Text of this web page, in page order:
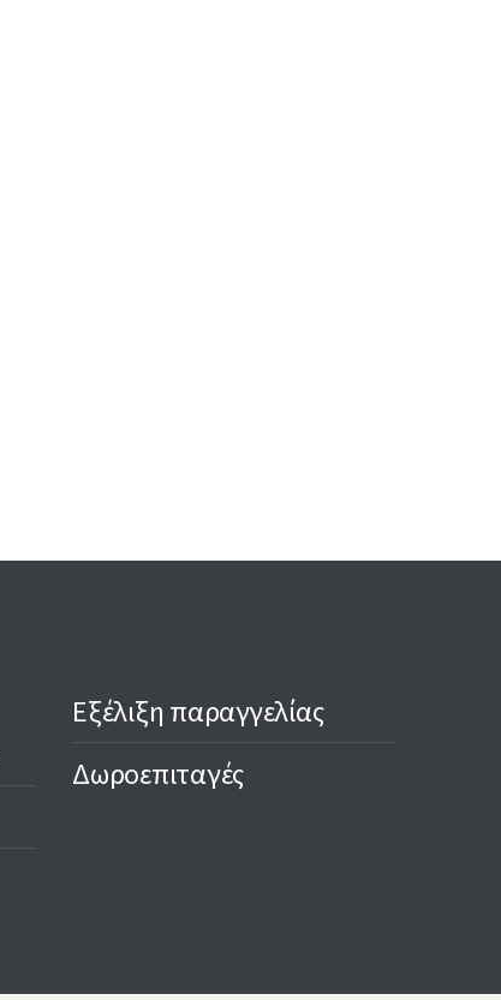
Εξέλιξη παραγγελίας
Δωροεπιταγές